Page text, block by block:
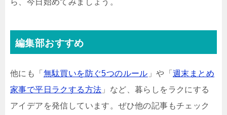
編集部おすすめ
他にも「 無駄買いを防ぐ5つのルール 」や「週末まとめ
家事で平日ラクする方法 」など、暮らしをラクにする
アイデアを発信しています。ぜひ他の記事もチェック